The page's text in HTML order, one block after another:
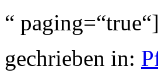
“ paging=“true“]
gechrieben in: